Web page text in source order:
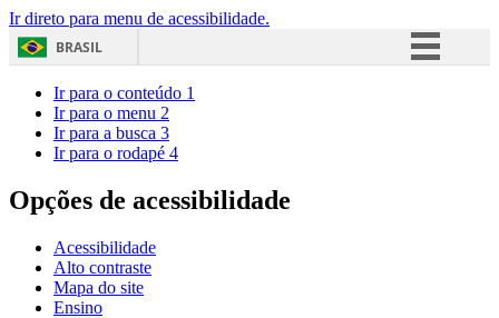
Ir direto para menu de acessibilidade.
BRASIL
Acesso à informação
Ir para o conteúdo 1
Ir para o menu 2
Ir para a busca 3
Ir para o rodapé 4
Opções de acessibilidade
Acessibilidade
Alto contraste
Mapa do site
Ensino